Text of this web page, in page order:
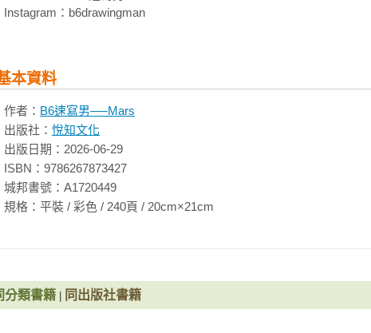
日本東京──中野商店街一景
‧主題式的練習1
‧主題式的練習2
‧迷你本子的挑戰
‧舊地重遊
‧考驗耐心
Chapter6 作品完成之後
‧用手機翻拍作品
Instagram：b6drawingman
本資料
作者： B6速寫男──Mars
出版社： 悅知文化
出版日期：2026-06-29
ISBN：9786267873427
城邦書號：A1720449
規格：平裝 / 彩色 / 240頁 / 20cm×21cm
分類書籍 同出版社書籍